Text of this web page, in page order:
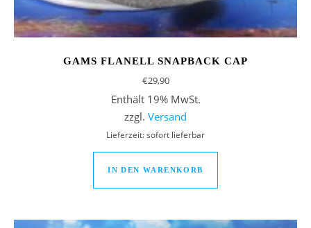
GAMS FLANELL SNAPBACK CAP
€29,90
Enthält 19% MwSt.
zzgl. Versand
Lieferzeit: sofort lieferbar
IN DEN WARENKORB